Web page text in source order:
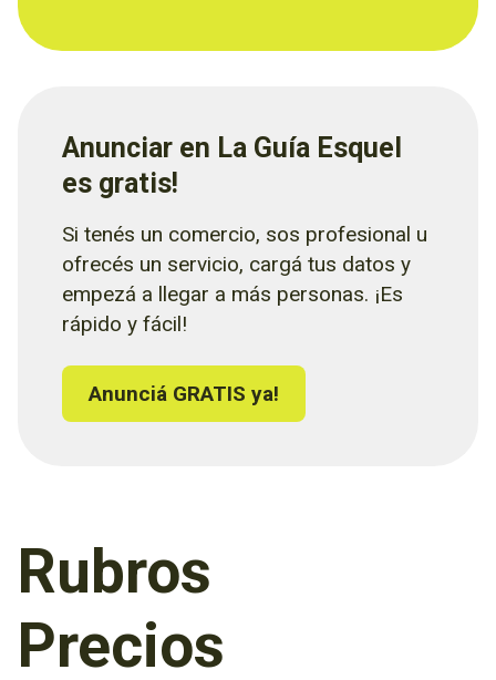
Anunciar en La Guía Esquel
es gratis!
Si tenés un comercio, sos profesional u
ofrecés un servicio, cargá tus datos y
empezá a llegar a más personas. ¡Es
rápido y fácil!
Anunciá GRATIS ya!
Rubros
Precios